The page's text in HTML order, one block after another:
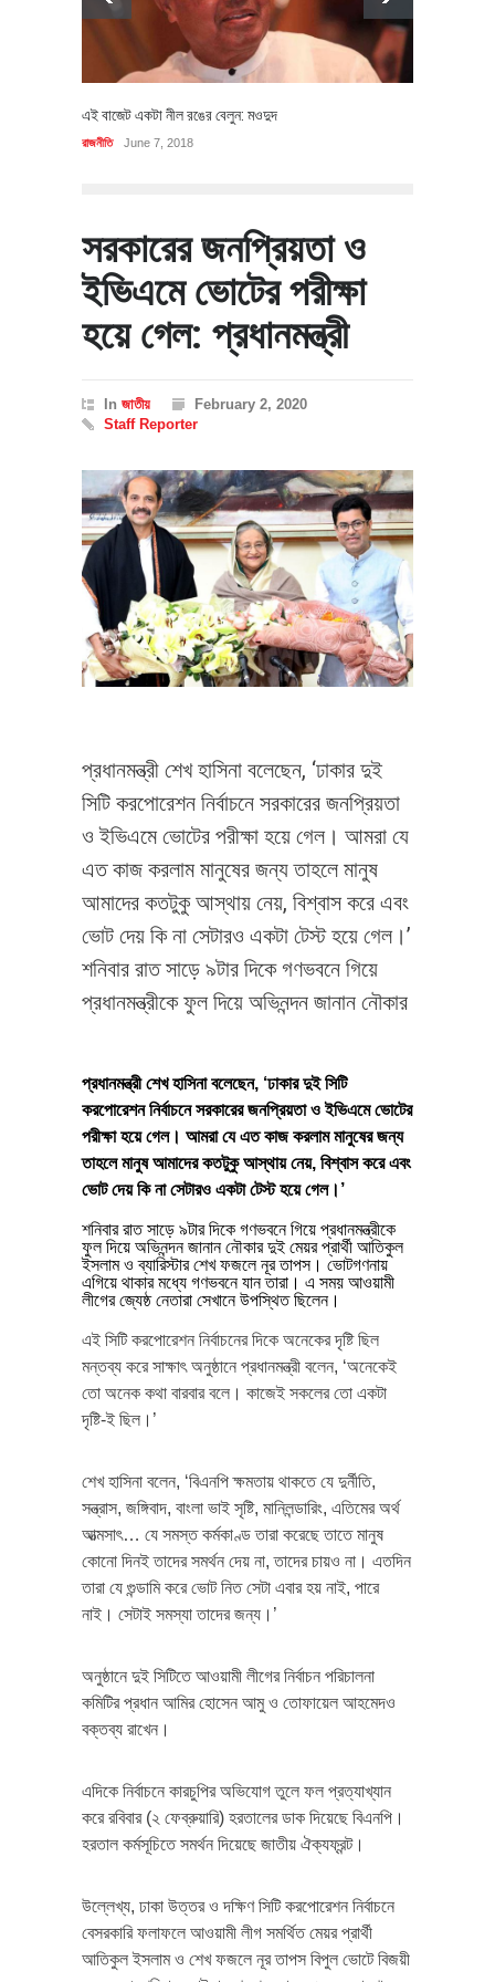
এই বাজেট একটা নীল রঙের বেলুন: মওদুদ
রাজনীতি June 7, 2018
সরকারের জনপ্রিয়তা ও
ইভিএমে ভোটের পরীক্ষা
হয়ে গেল: প্রধানমন্ত্রী
In জাতীয়
February 2, 2020
Staff Reporter
প্রধানমন্ত্রী শেখ হাসিনা বলেছেন, ‘ঢাকার দুই
সিটি করপোরেশন নির্বাচনে সরকারের জনপ্রিয়তা
ও ইভিএমে ভোটের পরীক্ষা হয়ে গেল। আমরা যে
এত কাজ করলাম মানুষের জন্য তাহলে মানুষ
আমাদের কতটুকু আস্থায় নেয়, বিশ্বাস করে এবং
ভোট দেয় কি না সেটারও একটা টেস্ট হয়ে গেল।’
শনিবার রাত সাড়ে ৯টার দিকে গণভবনে গিয়ে
প্রধানমন্ত্রীকে ফুল দিয়ে অভিনন্দন জানান নৌকার
প্রধানমন্ত্রী শেখ হাসিনা বলেছেন, ‘ঢাকার দুই সিটি
করপোরেশন নির্বাচনে সরকারের জনপ্রিয়তা ও ইভিএমে ভোটের
পরীক্ষা হয়ে গেল। আমরা যে এত কাজ করলাম মানুষের জন্য
তাহলে মানুষ আমাদের কতটুকু আস্থায় নেয়, বিশ্বাস করে এবং
ভোট দেয় কি না সেটারও একটা টেস্ট হয়ে গেল।’
শনিবার রাত সাড়ে ৯টার দিকে গণভবনে গিয়ে প্রধানমন্ত্রীকে
ফুল দিয়ে অভিনন্দন জানান নৌকার দুই মেয়র প্রার্থী আতিকুল
ইসলাম ও ব্যারিস্টার শেখ ফজলে নূর তাপস। ভোটগণনায়
এগিয়ে থাকার মধ্যে গণভবনে যান তারা। এ সময় আওয়ামী
লীগের জ্যেষ্ঠ নেতারা সেখানে উপস্থিত ছিলেন।
এই সিটি করপোরেশন নির্বাচনের দিকে অনেকের দৃষ্টি ছিল
মন্তব্য করে সাক্ষাৎ অনুষ্ঠানে প্রধানমন্ত্রী বলেন, ‘অনেকেই
তো অনেক কথা বারবার বলে। কাজেই সকলের তো একটা
দৃষ্টি-ই ছিল।’
শেখ হাসিনা বলেন, ‘বিএনপি ক্ষমতায় থাকতে যে দুর্নীতি,
সন্ত্রাস, জঙ্গিবাদ, বাংলা ভাই সৃষ্টি, মানিলন্ডারিং, এতিমের অর্থ
আত্মসাৎ… যে সমস্ত কর্মকাণ্ড তারা করেছে তাতে মানুষ
কোনো দিনই তাদের সমর্থন দেয় না, তাদের চায়ও না। এতদিন
তারা যে গুন্ডামি করে ভোট নিত সেটা এবার হয় নাই, পারে
নাই। সেটাই সমস্যা তাদের জন্য।’
অনুষ্ঠানে দুই সিটিতে আওয়ামী লীগের নির্বাচন পরিচালনা
কমিটির প্রধান আমির হোসেন আমু ও তোফায়েল আহমেদও
বক্তব্য রাখেন।
এদিকে নির্বাচনে কারচুপির অভিযোগ তুলে ফল প্রত্যাখ্যান
করে রবিবার (২ ফেব্রুয়ারি) হরতালের ডাক দিয়েছে বিএনপি।
হরতাল কর্মসূচিতে সমর্থন দিয়েছে জাতীয় ঐক্যফ্রন্ট।
উল্লেখ্য, ঢাকা উত্তর ও দক্ষিণ সিটি করপোরেশন নির্বাচনে
বেসরকারি ফলাফলে আওয়ামী লীগ সমর্থিত মেয়র প্রার্থী
আতিকুল ইসলাম ও শেখ ফজলে নূর তাপস বিপুল ভোটে বিজয়ী